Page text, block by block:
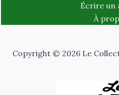
Écrire un
À
Copyright © 2026 Le